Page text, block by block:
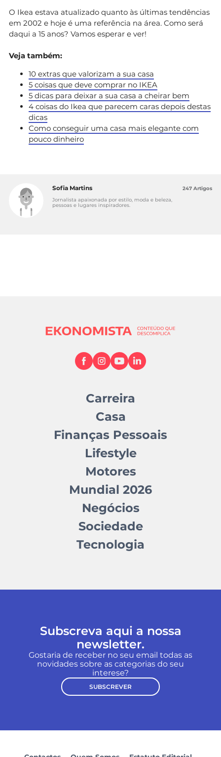
O Ikea estava atualizado quanto às últimas tendências
em 2002 e hoje é uma referência na área. Como será
daqui a 15 anos? Vamos esperar e ver!
Veja também:
10 extras que valorizam a sua casa
5 coisas que deve comprar no IKEA
5 dicas para deixar a sua casa a cheirar bem
4 coisas do Ikea que parecem caras depois destas
dicas
Como conseguir uma casa mais elegante com
pouco dinheiro
Sofia Martins
Jornalista apaixonada por estilo, moda e beleza,
pessoas e lugares inspiradores.
247 Artigos
Carreira
Casa
Finanças Pessoais
Lifestyle
Motores
Mundial 2026
Negócios
Sociedade
Tecnologia
Subscreva aqui a nossa
newsletter.
Gostaria de receber no seu email todas as
novidades sobre as categorias do seu
interese?
SUBSCREVER